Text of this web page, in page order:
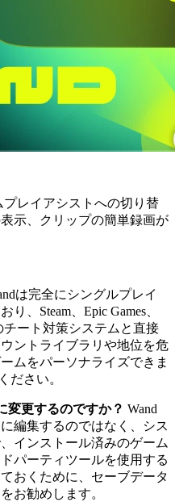
プレイアシストへの切り替
示、クリップの簡単録画が
は完全にシングルプレイ
、Steam、Epic Games、
ート対策システムと直接
ントライブラリや地位を危
ムをパーソナライズできま
ださい。
変更するのですか？ Wand
編集するのではなく、シス
インストール済みのゲーム
パーティツールを使用する
おくために、セーブデータ
お勧めします。